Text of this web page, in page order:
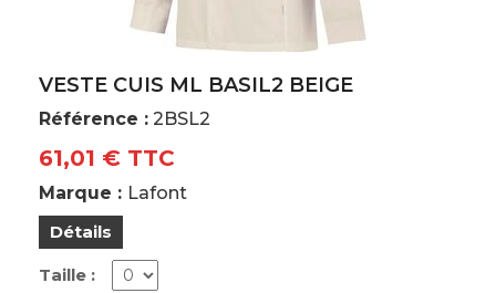
VESTE CUIS ML BASIL2 BEIGE
Référence : 2BSL2
61,01 € TTC
Marque : Lafont
Détails
Taille :